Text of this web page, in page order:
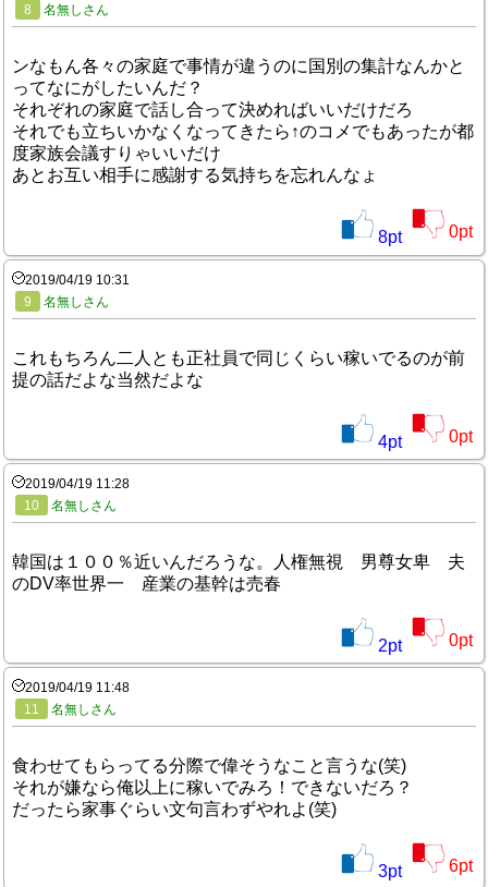
8 名無しさん
ンなもん各々の家庭で事情が違うのに国別の集計なんかと
ってなにがしたいんだ？
それぞれの家庭で話し合って決めればいいだけだろ
それでも立ちいかなくなってきたら↑のコメでもあったが都
度家族会議すりゃいいだけ
あとお互い相手に感謝する気持ちを忘れんなょ
8pt 0pt
2019/04/19 10:31
9
名無しさん
これもちろん二人とも正社員で同じくらい稼いでるのが前
提の話だよな当然だよな
4pt 0pt
2019/04/19 11:28
10
名無しさん
韓国は１００％近いんだろうな。人権無視 男尊女卑 夫
のDV率世界一 産業の基幹は売春
2pt 0pt
2019/04/19 11:48
11
名無しさん
食わせてもらってる分際で偉そうなこと言うな(笑)
それが嫌なら俺以上に稼いでみろ！できないだろ？
だったら家事ぐらい文句言わずやれよ(笑)
3pt 6pt